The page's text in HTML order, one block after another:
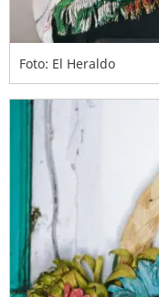
Foto: El Heraldo